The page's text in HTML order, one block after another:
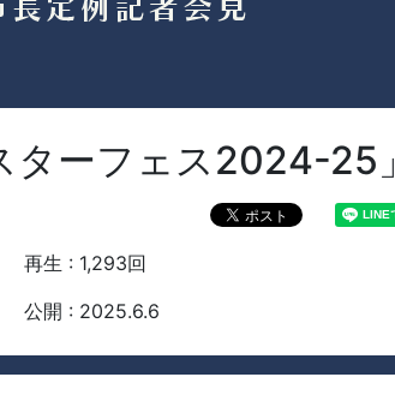
ーフェス2024-25」
再生 : 1,293回
公開 : 2025.6.6